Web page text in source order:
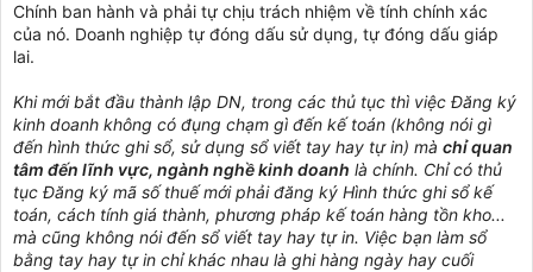
Chính ban hành và phải tự chịu trách nhiệm về tính chính xác
của nó. Doanh nghiệp tự đóng dấu sử dụng, tự đóng dấu giáp
lai.
Khi mới bắt đầu thành lập DN, trong các thủ tục thì việc Đăng ký
kinh doanh không có đụng chạm gì đến kế toán (không nói gì
đến hình thức ghi sổ, sử dụng sổ viết tay hay tự in) mà chỉ quan
tâm đến lĩnh vực, ngành nghề kinh doanh là chính. Chỉ có thủ
tục Đăng ký mã số thuế mới phải đăng ký Hình thức ghi sổ kế
toán, cách tính giá thành, phương pháp kế toán hàng tồn kho...
mà cũng không nói đến sổ viết tay hay tự in. Việc bạn làm sổ
bằng tay hay tự in chỉ khác nhau là ghi hàng ngày hay cuối